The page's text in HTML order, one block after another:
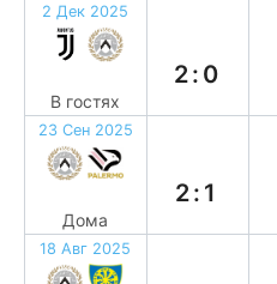
2 Дек 2025
В гостях
2:0
23 Сен 2025
Дома
2:1
18 Авг 2025